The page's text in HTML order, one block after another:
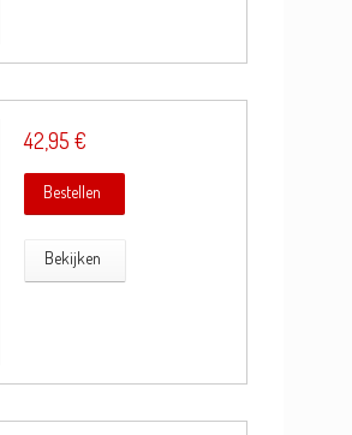
42,95 €
Bestellen
Bekijken